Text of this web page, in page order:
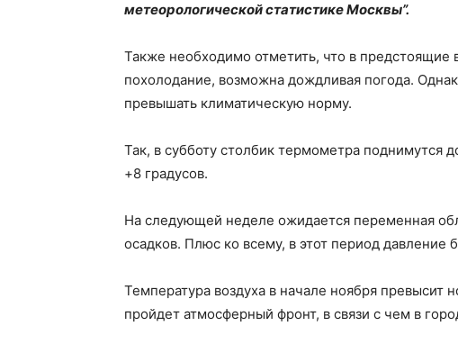
метеорологической статистике Москвы”.
Также необходимо отметить, что в
похолодание, возможна дождливая погода.
превышать климатическую норму.
Так, в субботу столбик термометра поднимутся
+8 градусов.
На следующей неделе ожидается переменная
осадков. Плюс ко всему, в этот период давление
Температура воздуха в начале ноября превысит
пройдет атмосферный фронт, в связи с чем в